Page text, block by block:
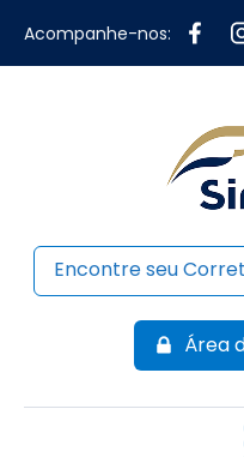
Acompanhe-nos:
Encontre seu
Área